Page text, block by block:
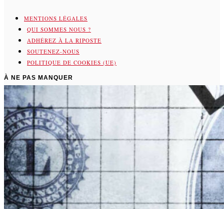
MENTIONS LÉGALES
QUI SOMMES NOUS ?
ADHÉREZ À LA RIPOSTE
SOUTENEZ-NOUS
POLITIQUE DE COOKIES (UE)
À NE PAS MANQUER